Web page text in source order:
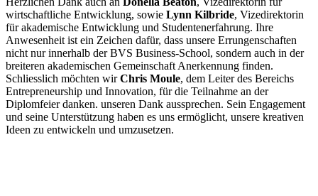
wirtschaftliche Entwicklung, sowie Lynn Kilbride, Vizedirektorin
für akademische Entwicklung und Studentenerfahrung. Ihre
Anwesenheit ist ein Zeichen dafür, dass unsere Errungenschaften
nicht nur innerhalb der BVS Business-School, sondern auch in der
breiteren akademischen Gemeinschaft Anerkennung finden.
Schliesslich möchten wirChris Moule, dem Leiter des Bereichs
Entrepreneurship und Innovation, für die Teilnahme an der
Diplomfeier danken. unseren Dank aussprechen. Sein Engagement
und seine Unterstützung haben es uns ermöglicht, unsere kreativen
Ideen zu entwickeln und umzusetzen.